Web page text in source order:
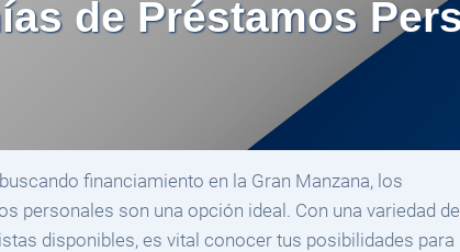
de Préstamos
financiamiento en la Gran Manzana, los
personales son una opción ideal. Con una variedad de
disponibles, es vital conocer tus posibilidades para